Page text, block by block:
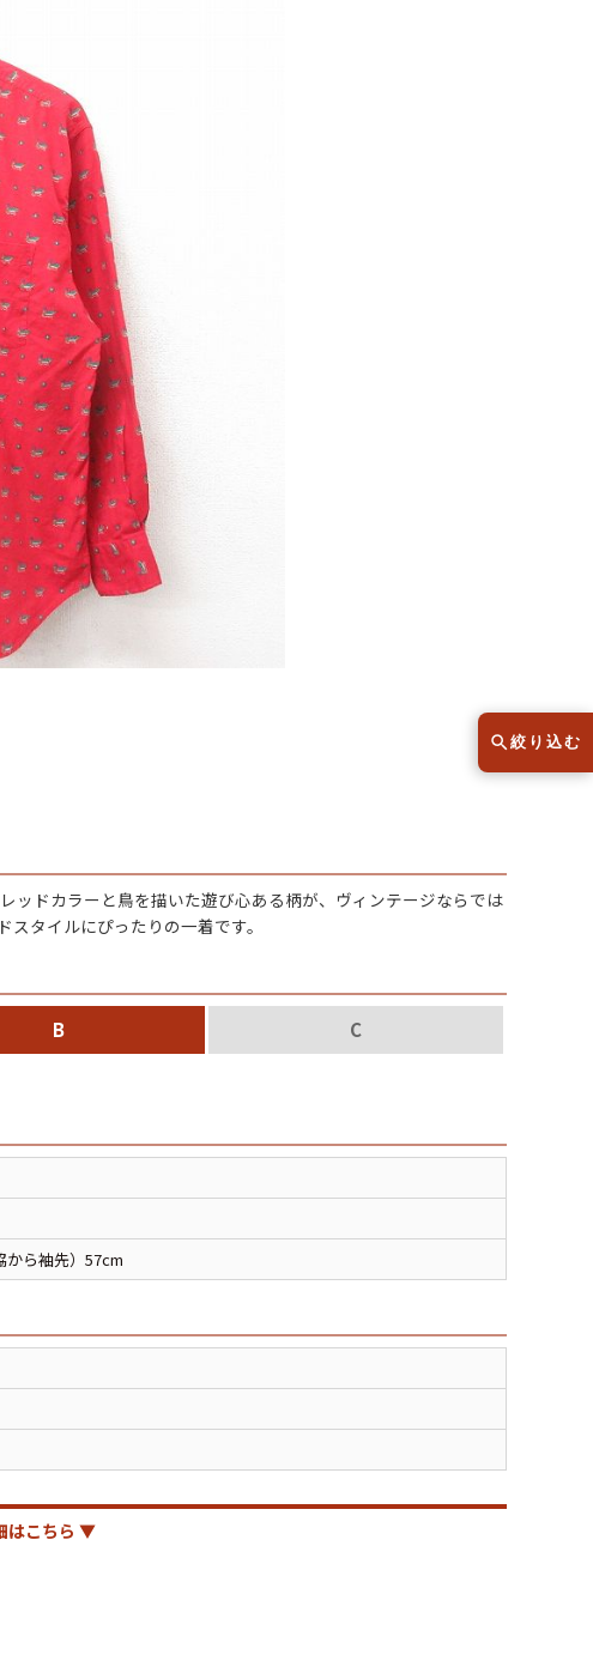
ス
サ行
ラ行
アイテムから探す
スウェット
半袖シャツ
by Sizeサイズから探す（メンズ）
ット XS S M L XL
ャツ XS S M L XL
XS S
by Maniac
アニメ
ッドカラーと鳥を描いた遊び心ある柄が、ヴィンテージならでは
タイルにぴったりの一着です。
B C
から袖先）57cm
はこちら ▼
絞り込む